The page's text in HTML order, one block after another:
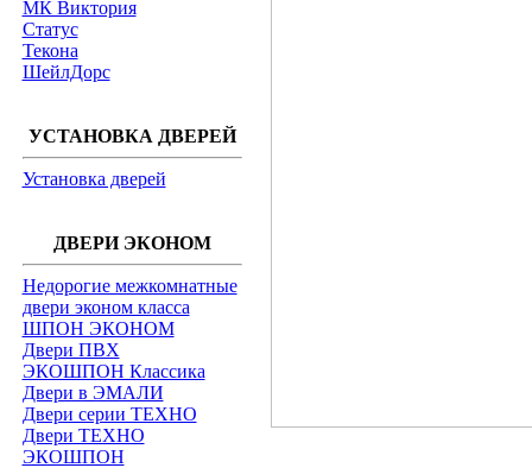
МК Виктория
Статус
Текона
ШейлДорс
УСТАНОВКА ДВЕРЕЙ
Установка дверей
ДВЕРИ ЭКОНОМ
Недорогие межкомнатные
двери эконом класса
ШПОН ЭКОНОМ
Двери ПВХ
ЭКОШПОН Классика
Двери в ЭМАЛИ
Двери серии ТЕХНО
Двери ТЕХНО
ЭКОШПОН